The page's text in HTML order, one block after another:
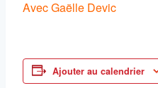
Avec Gaëlle Devic
Ajouter au calendrier